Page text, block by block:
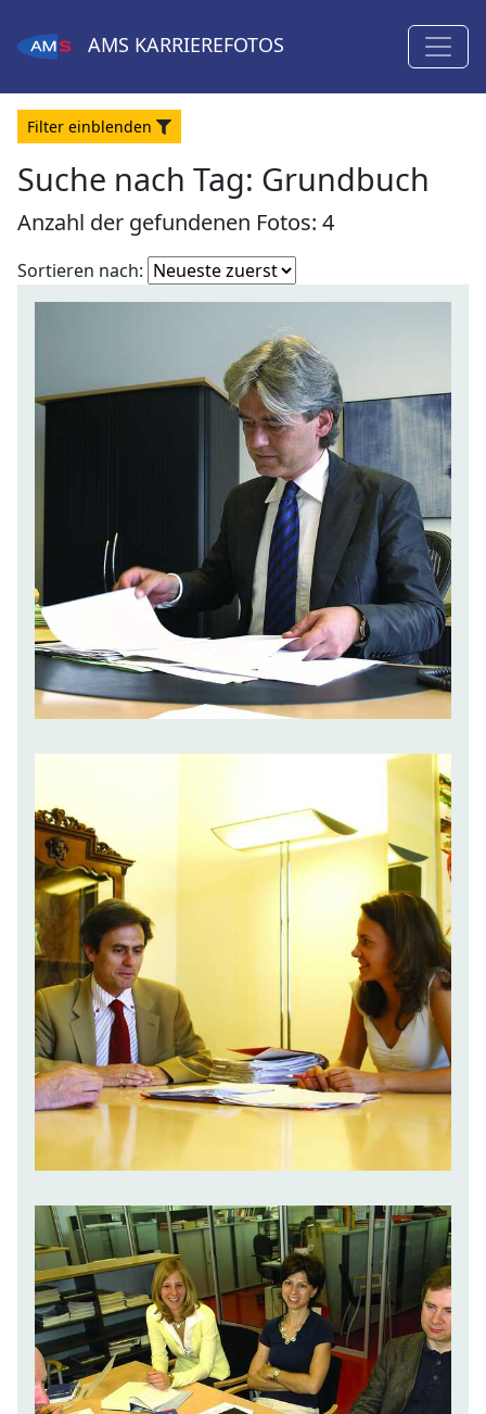
AMS KARRIEREFOTOS
Filter einblenden
Suche nach Tag: Grundbuch
Anzahl der gefundenen Fotos: 4
Sortieren nach: